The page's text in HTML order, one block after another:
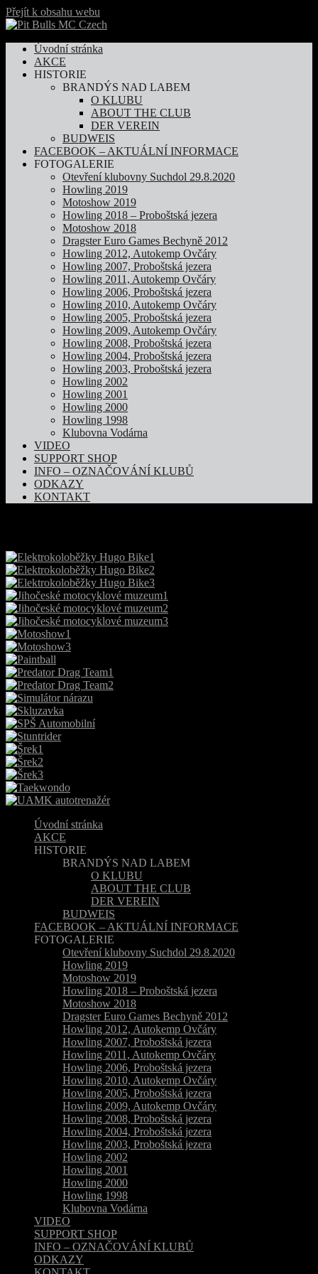
Přejít k obsahu webu
Úvodní stránka
AKCE
HISTORIE
BRANDÝS NAD LABEM
O KLUBU
ABOUT THE CLUB
DER VEREIN
BUDWEIS
FACEBOOK – AKTUÁLNÍ INFORMACE
FOTOGALERIE
Otevření klubovny Suchdol 29.8.2020
Howling 2019
Motoshow 2019
Howling 2018 – Proboštská jezera
Motoshow 2018
Dragster Euro Games Bechyně 2012
Howling 2012, Autokemp Ovčáry
Howling 2007, Proboštská jezera
Howling 2011, Autokemp Ovčáry
Howling 2006, Proboštská jezera
Howling 2010, Autokemp Ovčáry
Howling 2005, Proboštská jezera
Howling 2009, Autokemp Ovčáry
Howling 2008, Proboštská jezera
Howling 2004, Proboštská jezera
Howling 2003, Proboštská jezera
Howling 2002
Howling 2001
Howling 2000
Howling 1998
Klubovna Vodárna
VIDEO
SUPPORT SHOP
INFO – OZNAČOVÁNÍ KLUBŮ
ODKAZY
KONTAKT
Úvodní stránka
AKCE
HISTORIE
BRANDÝS NAD LABEM
O KLUBU
ABOUT THE CLUB
DER VEREIN
BUDWEIS
FACEBOOK – AKTUÁLNÍ INFORMACE
FOTOGALERIE
Otevření klubovny Suchdol 29.8.2020
Howling 2019
Motoshow 2019
Howling 2018 – Proboštská jezera
Motoshow 2018
Dragster Euro Games Bechyně 2012
Howling 2012, Autokemp Ovčáry
Howling 2007, Proboštská jezera
Howling 2011, Autokemp Ovčáry
Howling 2006, Proboštská jezera
Howling 2010, Autokemp Ovčáry
Howling 2005, Proboštská jezera
Howling 2009, Autokemp Ovčáry
Howling 2008, Proboštská jezera
Howling 2004, Proboštská jezera
Howling 2003, Proboštská jezera
Howling 2002
Howling 2001
Howling 2000
Howling 1998
Klubovna Vodárna
VIDEO
SUPPORT SHOP
INFO – OZNAČOVÁNÍ KLUBŮ
ODKAZY